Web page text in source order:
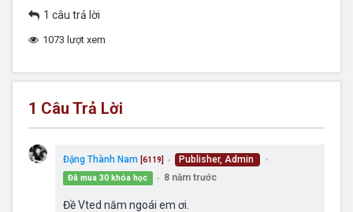
1 câu trả lời
1073 lượt xem
1 Câu Trả Lời
Đặng Thành Nam [6119] ● Publisher, Admin ●
Đã mua 30 khóa học ● 8 năm trước
Đề Vted năm ngoái em ơi.